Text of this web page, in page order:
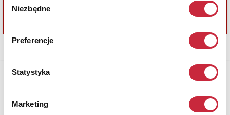
zgody
Niezbędne
Preferencje
Statystyka
Marketing
Aby otrzymywać informacje o nowych aukcjach, prosimy podać